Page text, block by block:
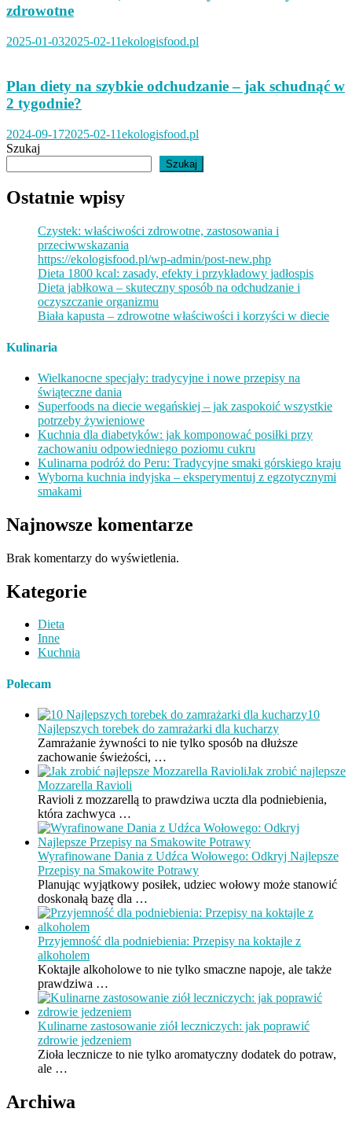
zdrowotne
2025-01-032025-02-11ekologisfood.pl
Plan diety na szybkie odchudzanie – jak schudnąć w
2 tygodnie?
2024-09-172025-02-11ekologisfood.pl
Szukaj
Szukaj
Ostatnie wpisy
Czystek: właściwości zdrowotne, zastosowania i
przeciwwskazania
https://ekologisfood.pl/wp-admin/post-new.php
Dieta 1800 kcal: zasady, efekty i przykładowy jadłospis
Dieta jabłkowa – skuteczny sposób na odchudzanie i
oczyszczanie organizmu
Biała kapusta – zdrowotne właściwości i korzyści w diecie
Kulinaria
Wielkanocne specjały: tradycyjne i nowe przepisy na
świąteczne dania
Superfoods na diecie wegańskiej – jak zaspokoić wszystkie
potrzeby żywieniowe
Kuchnia dla diabetyków: jak komponować posiłki przy
zachowaniu odpowiedniego poziomu cukru
Kulinarna podróż do Peru: Tradycyjne smaki górskiego kraju
Wyborna kuchnia indyjska – eksperymentuj z egzotycznymi
smakami
Najnowsze komentarze
Brak komentarzy do wyświetlenia.
Kategorie
Dieta
Inne
Kuchnia
Polecam
10
Najlepszych torebek do zamrażarki dla kucharzy
Zamrażanie żywności to nie tylko sposób na dłuższe
zachowanie świeżości, …
Jak zrobić najlepsze
Mozzarella Ravioli
Ravioli z mozzarellą to prawdziwa uczta dla podniebienia,
która zachwyca …
Wyrafinowane Dania z Udźca Wołowego: Odkryj Najlepsze
Przepisy na Smakowite Potrawy
Planując wyjątkowy posiłek, udziec wołowy może stanowić
doskonałą bazę dla …
Przyjemność dla podniebienia: Przepisy na koktajle z
alkoholem
Koktajle alkoholowe to nie tylko smaczne napoje, ale także
prawdziwa …
Kulinarne zastosowanie ziół leczniczych: jak poprawić
zdrowie jedzeniem
Zioła lecznicze to nie tylko aromatyczny dodatek do potraw,
ale …
Archiwa